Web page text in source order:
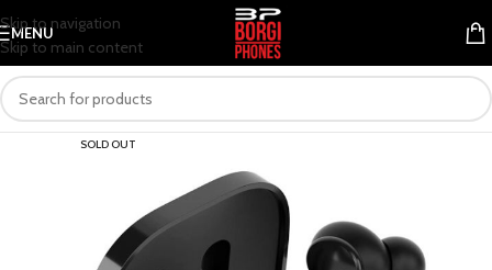
Skip to navigation
Skip to main content
MENU
SOLD OUT